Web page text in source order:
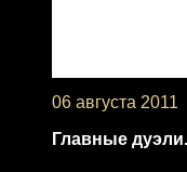
06 августа 2011
Главные